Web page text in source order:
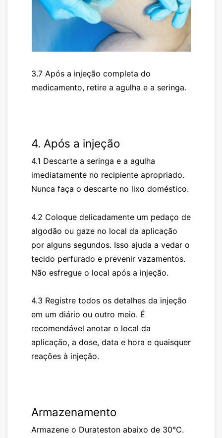
3.7 Após a injeção completa do
medicamento, retire a agulha e a seringa.
4. Após a injeção
4.1 Descarte a seringa e a agulha
imediatamente no recipiente apropriado.
Nunca faça o descarte no lixo doméstico.
4.2 Coloque delicadamente um pedaço de
algodão ou gaze no local da aplicação
por alguns segundos. Isso ajuda a vedar o
tecido perfurado e prevenir vazamentos.
Não esfregue o local após a injeção.
4.3 Registre todos os detalhes da injeção
em um diário ou outro meio. É
recomendável anotar o local da
aplicação, a dose, data e hora e quaisquer
reações à injeção.
Armazenamento
Armazene o Durateston abaixo de 30°C.